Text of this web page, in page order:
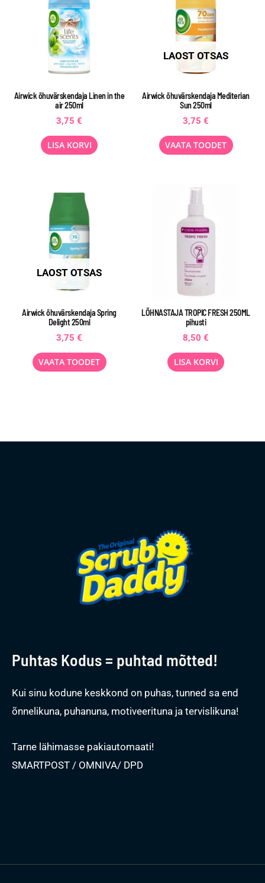
Airwick õhuvärskendaja Linen in the
air 250ml
3,75 €
LISA KORVI
LAOST OTSAS
Airwick õhuvärskendaja Mediterian
Sun 250ml
3,75 €
VAATA TOODET
LAOST OTSAS
Airwick õhuvärskendaja Spring
Delight 250ml
3,75 €
VAATA TOODET
LÕHNASTAJA TROPIC FRESH 250ML
pihusti
8,50 €
LISA KORVI
Puhtas Kodus = puhtad mõtted!
Kui sinu kodune keskkond on puhas, tunned sa end
õnnelikuna, puhanuna, motiveerituna ja tervislikuna!
Tarne lähimasse pakiautomaati!
SMARTPOST / OMNIVA/ DPD